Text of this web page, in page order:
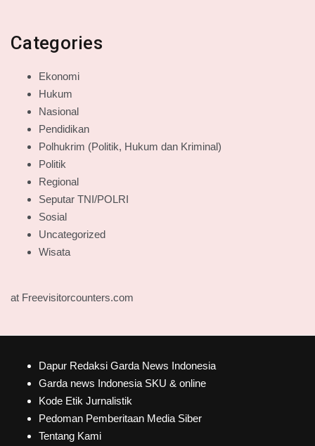
Categories
Ekonomi
Hukum
Nasional
Pendidikan
Polhukrim (Politik, Hukum dan Kriminal)
Politik
Regional
Seputar TNI/POLRI
Sosial
Uncategorized
Wisata
at Freevisitorcounters.com
Dapur Redaksi Garda News Indonesia
Garda news Indonesia SKU & online
Kode Etik Jurnalistik
Pedoman Pemberitaan Media Siber
Tentang Kami